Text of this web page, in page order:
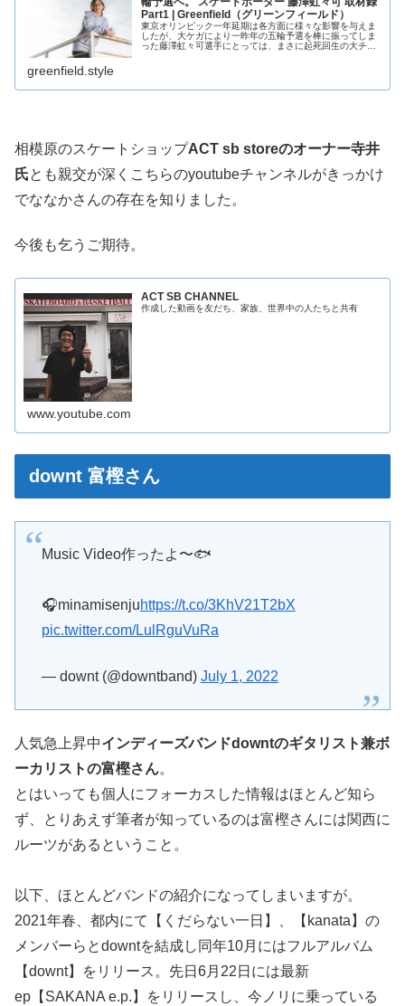
Part1 | Greenfield（グリーンフィールド）
東京オリンピック一年延期は各方面に様々な影響を与えま
したが、大ケガにより一昨年の五輪予選を棒に振ってしま
った藤澤虹々可選手にとっては、まさに起死回生の大チャ
greenfield.style
相模原のスケートショップACT sb storeのオーナー寺井
氏とも親交が深くこちらのyoutubeチャンネルがきっかけ
でななかさんの存在を知りました。
今後も乞うご期待。
ACT SB CHANNEL
作成した動画を友だち、家族、世界中の人たちと共有
www.youtube.com
downt 富樫さん
Music Video作ったよ〜🐟
🎧minamisenjuhttps://t.co/3KhV21T2bX
pic.twitter.com/LulRguVuRa
— downt (@downtband) July 1, 2022
人気急上昇中インディーズバンドdowntのギタリスト兼ボ
ーカリストの富樫さん。
とはいっても個人にフォーカスした情報はほとんど知ら
ず、とりあえず筆者が知っているのは富樫さんには関西に
ルーツがあるということ。
以下、ほとんどバンドの紹介になってしまいますが。
2021年春、都内にて【くだらない一日】、【kanata】の
メンバーらとdowntを結成し同年10月にはフルアルバム
【downt】をリリース。先日6月22日には最新
ep【SAKANA e.p.】をリリースし、今ノリに乗っている